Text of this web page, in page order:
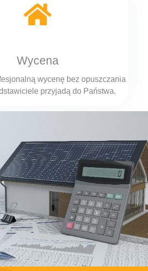
Wycena
wycenę bez opuszczania
przyjadą do Państwa.